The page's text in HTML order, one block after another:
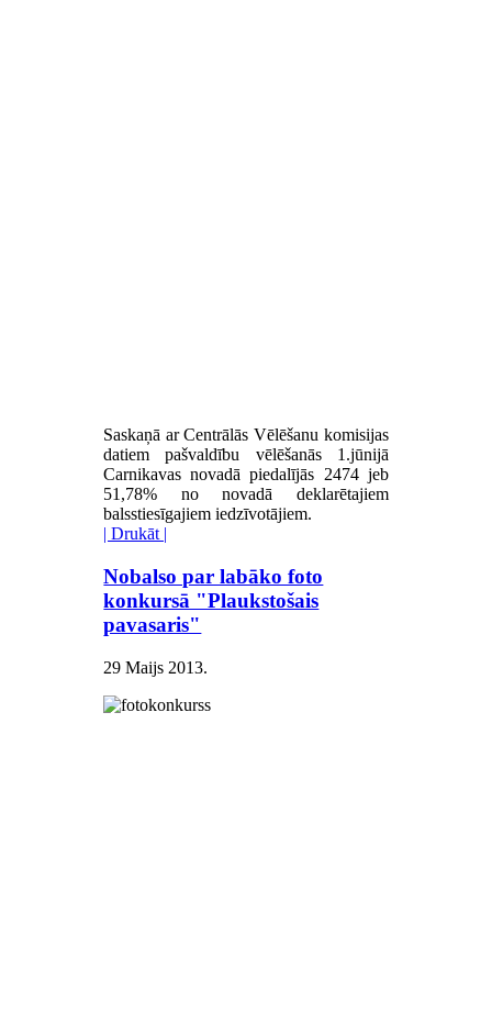
Saskaņā ar Centrālās Vēlēšanu komisijas
datiem pašvaldību vēlēšanās 1.jūnijā
Carnikavas novadā piedalījās 2474 jeb
51,78% no novadā deklarētajiem
balsstiesīgajiem iedzīvotājiem.
| Drukāt |
Nobalso par labāko foto
konkursā "Plaukstošais
pavasaris"
29 Maijs 2013.